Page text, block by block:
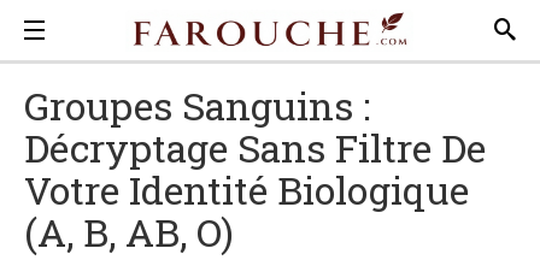
Groupes Sanguins :
Décryptage Sans Filtre De
Votre Identité Biologique
(A, B, AB, O)